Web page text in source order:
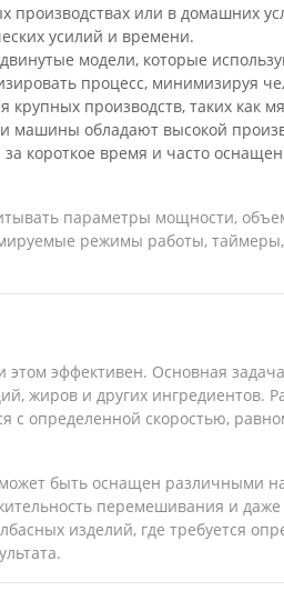
производствах или в домашних
усилий и времени.
модели, которые
процесс, минимизируя
крупных производств, таких как
машины обладают высокой
короткое время и часто
параметры мощности,
режимы работы,
эффективен. Основная
жиров и других ингредиентов.
определенной скоростью,
может быть оснащен различными
перемешивания и даже
изделий, где требуется